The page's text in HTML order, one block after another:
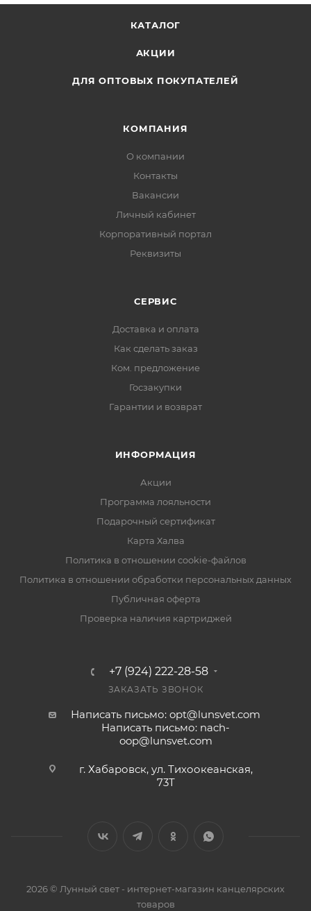
КАТАЛОГ
АКЦИИ
ДЛЯ ОПТОВЫХ ПОКУПАТЕЛЕЙ
КОМПАНИЯ
О компании
Контакты
Вакансии
Личный кабинет
Корпоративный портал
Реквизиты
СЕРВИС
Доставка и оплата
Как сделать заказ
Ком. предложение
Госзакупки
Гарантии и возврат
ИНФОРМАЦИЯ
Акции
Программа лояльности
Подарочный сертификат
Карта Халва
Политика в отношении cookie-файлов
Политика в отношении обработки персональных данных
Публичная оферта
Проверка наличия картриджей
+7 (924) 222-28-58
ЗАКАЗАТЬ ЗВОНОК
Написать письмо: opt@lunsvet.com
Написать письмо: nach-
oop@lunsvet.com
г. Хабаровск, ул. Тихоокеанская,
73Т
2026 © Лунный свет - интернет-магазин канцелярских
товаров